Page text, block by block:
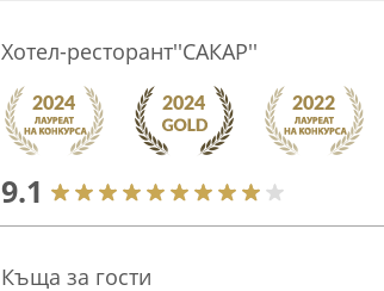
Хотел-ресторант''САКАР''
9.1
Къща за гости